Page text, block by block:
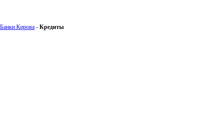
Банки Кирова - Кредиты